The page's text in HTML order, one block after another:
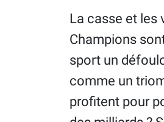
La casse et les
Champions
sport un
comme un
profitent pour